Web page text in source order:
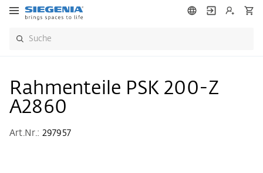
Rahmenteile PSK 200-Z
A2860
Art.Nr.: 297957